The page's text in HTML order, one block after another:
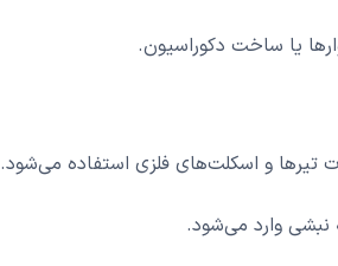
یا ساخت دکوراسیون.
تیرها و اسکلت‌های فلزی استفاده می‌شود.
نبشی وارد می‌شود.